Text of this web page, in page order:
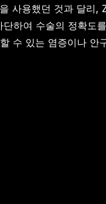
사용했던 것과 달리,
하여 수술의 정확도
수 있는 염증이나 안